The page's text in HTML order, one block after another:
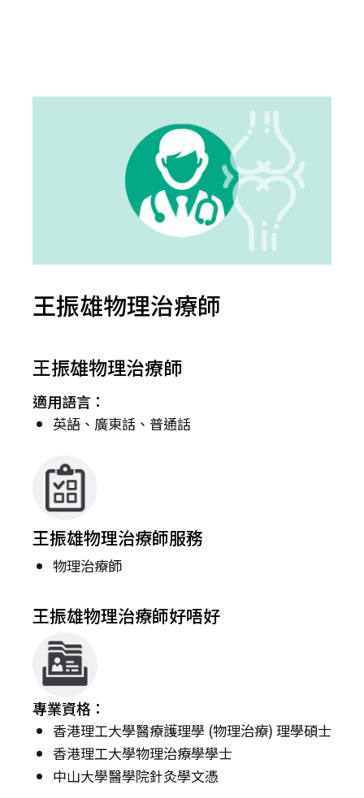
王振雄物理治療師
王振雄物理治療師
適用語言：
英語、廣東話、普通話
王振雄物理治療師服務
物理治療師
王振雄物理治療師好唔好
專業資格：
香港理工大學醫療護理學 (物理治療) 理學碩士
香港理工大學物理治療學學士
中山大學醫學院針灸學文憑